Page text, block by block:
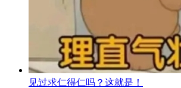
见过求仁得仁吗？这就是！